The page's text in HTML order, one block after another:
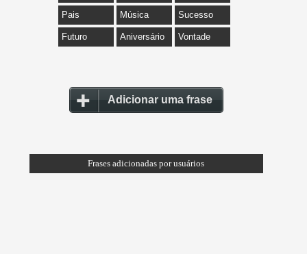
Pais Música Sucesso
Futuro Aniversário Vontade
Adicionar uma frase
Frases adicionadas por usuários